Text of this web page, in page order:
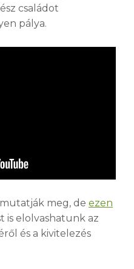
családot
pálya.
meg, de ezen
is elolvashatunk az
és a kivitelezés